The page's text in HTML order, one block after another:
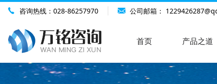
咨询热线： 028-86257970 公司邮箱：
首页 产品之道